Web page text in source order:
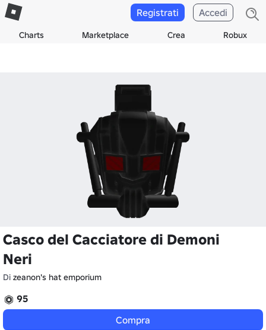
Charts Marketplace Crea Robux
Registrati Accedi
Casco del Cacciatore di Demoni
Neri
Di zeanon's hat emporium
95
Compra